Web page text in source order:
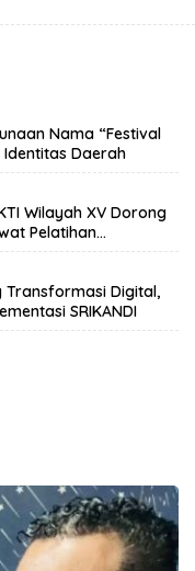
Nama “Festival
Identitas Daerah
Wilayah XV Dorong
Pelatihan
Transformasi Digital,
SRIKANDI